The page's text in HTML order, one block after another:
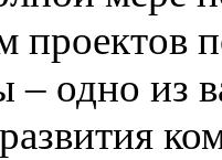
проектов
– одно из